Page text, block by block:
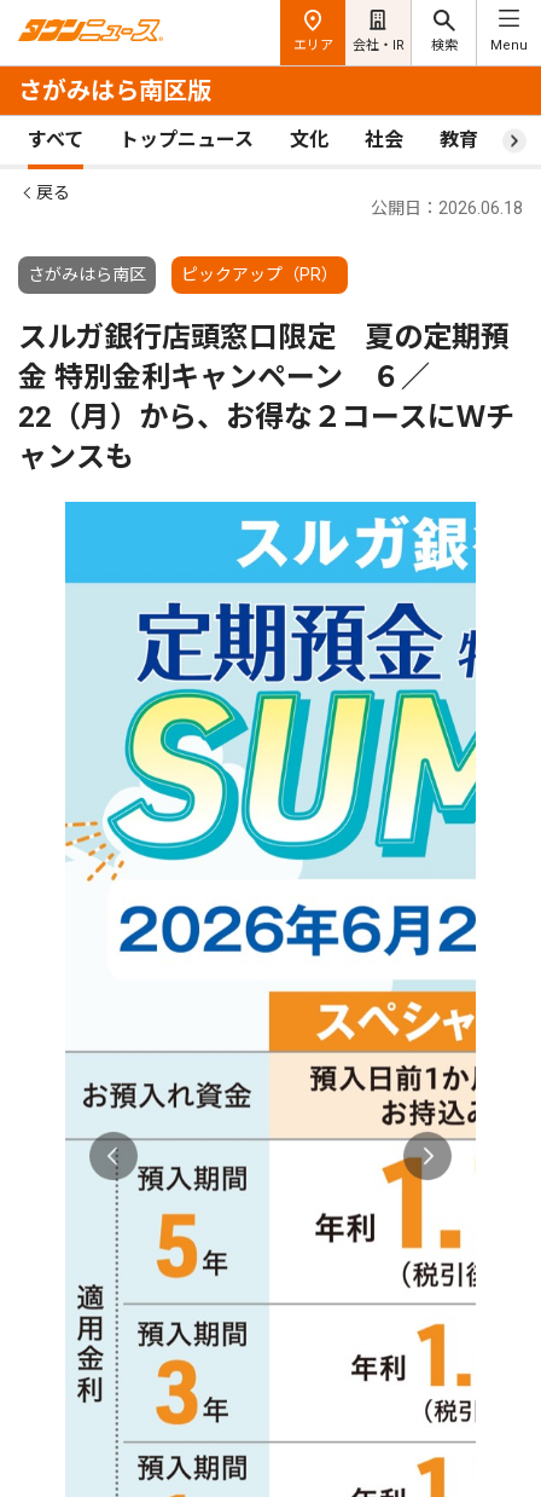
エリア 会社・IR 検索 Menu
さがみはら南区版
すべて トップニュース 文化 社会 教育 ス
戻る
さがみはら南区 ピックアップ（PR）
公開日：2026.06.18
スルガ銀行店頭窓口限定 夏の定期預
金 特別金利キャンペーン ６／
22（月）から、お得な２コースにＷチ
ャンスも